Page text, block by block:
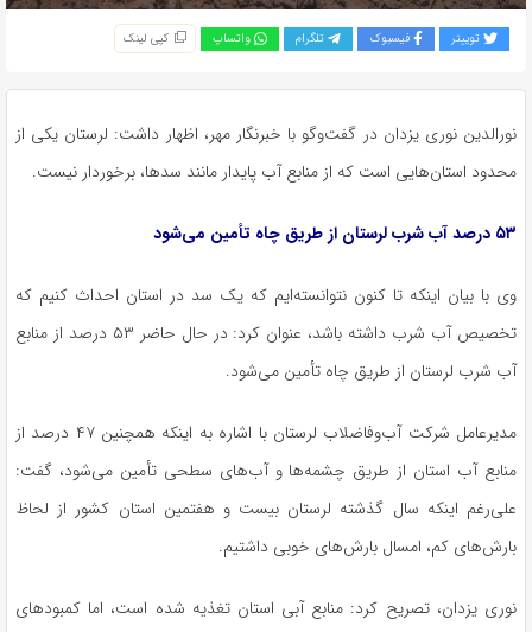
توییتر فیسبوک تلگرام واتساپ کپی لینک
نورالدین نوری یزدان در گفت‌وگو با خبرنگار مهر، اظهار داشت: لرستان یکی از
محدود استان‌هایی است که از منابع آب پایدار مانند سدها، برخوردار نیست.
۵۳ درصد آب شرب لرستان از طریق چاه تأمین می‌شود
وی با بیان اینکه تا کنون نتوانسته‌ایم که یک سد در استان احداث کنیم که
تخصیص آب شرب داشته باشد، عنوان کرد: در حال حاضر ۵۳ درصد از منابع
آب شرب لرستان از طریق چاه تأمین می‌شود.
مدیرعامل شرکت آب‌وفاضلاب لرستان با اشاره به اینکه همچنین ۴۷ درصد از
منابع آب استان از طریق چشمه‌ها و آب‌های سطحی تأمین می‌شود، گفت:
علی‌رغم اینکه سال گذشته لرستان بیست و هفتمین استان کشور از لحاظ
بارش‌های کم، امسال بارش‌های خوبی داشتیم.
نوری یزدان، تصریح کرد: منابع آبی استان تغذیه شده است، اما کمبودهای